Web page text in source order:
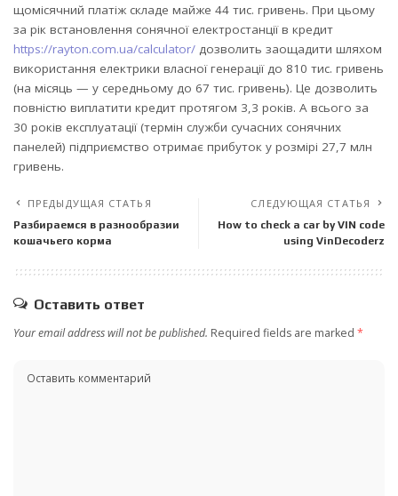
щомісячний платіж складе майже 44 тис. гривень. При цьому
за рік встановлення сонячної електростанції в кредит
https://rayton.com.ua/calculator/ дозволить заощадити шляхом
використання електрики власної генерації до 810 тис. гривень
(на місяць — у середньому до 67 тис. гривень). Це дозволить
повністю виплатити кредит протягом 3,3 років. А всього за
30 років експлуатації (термін служби сучасних сонячних
панелей) підприємство отримає прибуток у розмірі 27,7 млн
гривень.
ПРЕДЫДУЩАЯ СТАТЬЯ
Разбираемся в разнообразии
кошачьего корма
СЛЕДУЮЩАЯ СТАТЬЯ
How to check a car by VIN code
using VinDecoderz
Оставить ответ
Your email address will not be published. Required fields are marked *